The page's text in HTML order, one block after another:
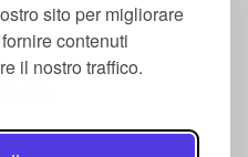
sito per migliorare
contenuti
il nostro traffico.